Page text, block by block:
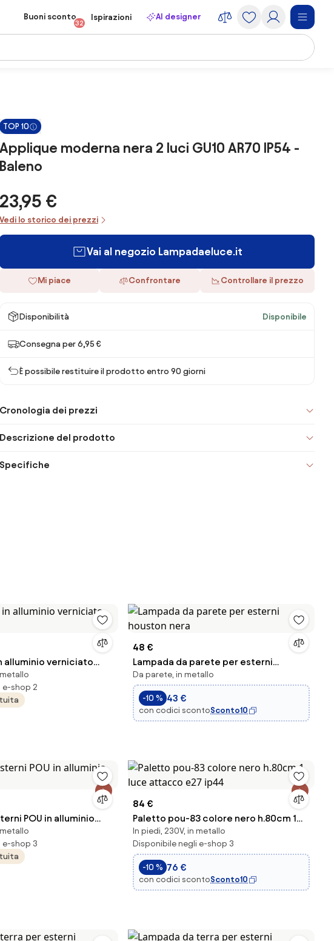
Buoni sconto
32
Ispirazioni AI designer
TOP 10
Applique moderna nera 2 luci GU10 AR70 IP54 -
Baleno
23,95 €
Vedi lo storico dei prezzi
Vai al negozio Lampadaeluce.it
Mi piace Confrontare Controllare il prezzo
Disponibilità Disponibile
Consegna per 6,95 €
È possibile restituire il prodotto entro 90 giorni
Cronologia dei prezzi
Descrizione del prodotto
Specifiche
alluminio verniciato
metallo
e-shop 2
48 €
Lampada da parete per esterni
houston nera
Da parete, in metallo
-10 % 43 €
con codici scontoSconto10
POU in alluminio
metallo
e-shop 3
84 €
Paletto pou-83 colore nero h.80cm 1
luce attacco e27 ip44
In piedi, 230V, in metallo
Disponibile negli e-shop 3
-10 % 76 €
con codici scontoSconto10